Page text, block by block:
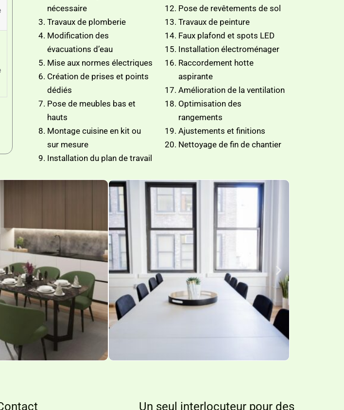
nécessaire
Travaux de plomberie
Modification des
évacuations d’eau
Mise aux normes électriques
Création de prises et points
dédiés
Pose de meubles bas et
hauts
Montage cuisine en kit ou
sur mesure
Installation du plan de travail
Pose de revêtements de sol
Travaux de peinture
Faux plafond et spots LED
Installation électroménager
Raccordement hotte
aspirante
Amélioration de la ventilation
Optimisation des
rangements
Ajustements et finitions
Nettoyage de fin de chantier
Un seul interlocuteur pour des